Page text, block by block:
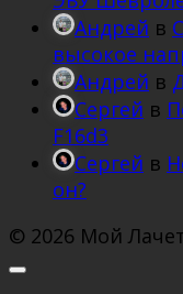
Андрей в
высокое
Андрей в
Сергей в
F16d3
Сергей в
он?
© 2026 Мой